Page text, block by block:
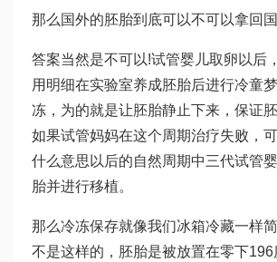
那么国外的胚胎到底可以不可以拿回
答案当然是不可以!试管婴儿取卵以后
用明细在实验室养成胚胎后进行冷童
冻，为的就是让胚胎静止下来，保证
如果试管妈妈在这个周期治疗失败，
什么意思 以后的自然周期中三代试管
胎并进行移植。
那么冷冻保存就像我们冰箱冷藏一样
不是这样的，胚胎是被放置在零下196